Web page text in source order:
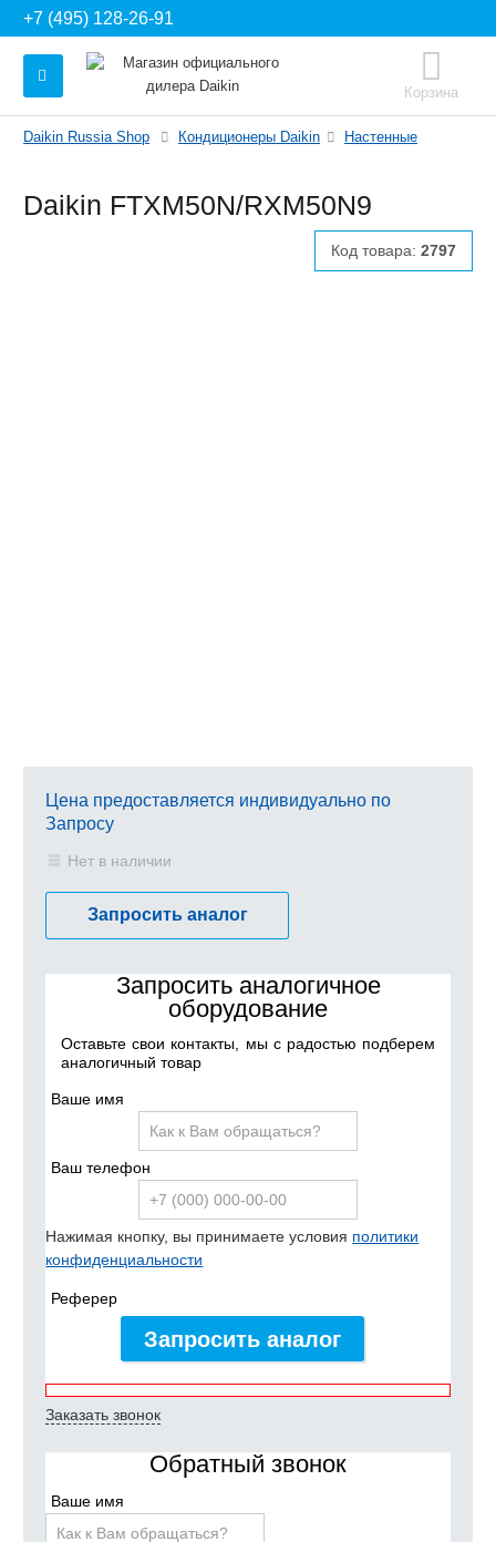
+7 (495) 128-26-91
Корзина
Daikin Russia Shop Кондиционеры Daikin Настенные
Daikin FTXM50N/RXM50N9
Код товара: 2797
Цена предоставляется индивидуально по
Запросу
Нет в наличии
Запросить аналог
Запросить аналогичное
оборудование
Оставьте свои контакты, мы с радостью подберем
аналогичный товар
Ваше имя
Ваш телефон
Нажимая кнопку, вы принимаете условия политики
конфиденциальности
Реферер
Запросить аналог
Заказать звонок
Обратный звонок
Ваше имя